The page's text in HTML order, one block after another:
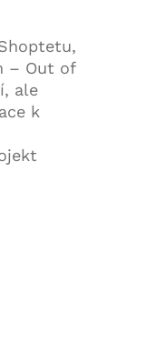
– Out of
ale
k